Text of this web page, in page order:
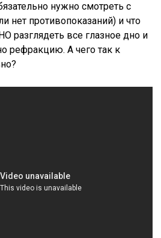
нужно смотреть с
нет противопоказаний) и что
разглядеть все глазное дно и
рефракцию. А чего так к